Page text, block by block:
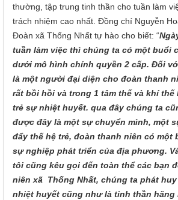
thường, tập trung tinh thần cho tuần làm
trách nhiệm cao nhất. Đồng chí Nguyễn
Đoàn xã Thống Nhất tự hào cho biết: “
tuần làm việc thì chúng ta có một buổi
dưới mô hình chính quyền 2 cấp. Đối
là một người đại diện cho đoàn thanh
rất bồi hồi và trong 1 tâm thế và khí
trẻ sự nhiệt huyết. qua đây chúng ta
được đây là một sự chuyển mình, một
đẩy thế hệ trẻ, đoàn thanh niên có một
sự nghiệp phát triển của địa phương.
tôi cũng kêu gọi đến toàn thể các bạn
niên xã Thống Nhất, chúng ta phát
nhiệt huyết cũng như là tinh thần hăng